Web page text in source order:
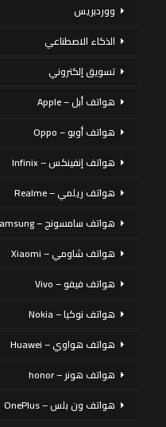
ووردبريس
الذكاء الاصطناعي
تسويق إلكتروني
هواتف أبل – Apple
هواتف أوبو – Oppo
هواتف إنفينكس – Infinix
هواتف ريلمي – Realme
هواتف سامسونج – Samsung
هواتف شاومي – Xiaomi
هواتف فيفو – Vivo
هواتف نوكيا – Nokia
هواتف هواوي – Huawei
هواتف هونر – honor
هواتف ون بلس – OnePlus